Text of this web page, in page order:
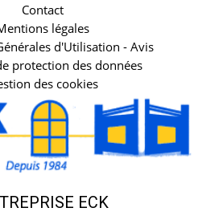
Contact
légales
d'Utilisation - Avis
protection des données
des cookies
ECK